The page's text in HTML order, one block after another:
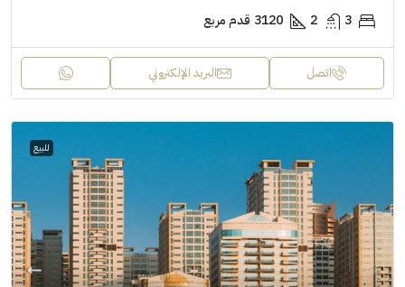
3
2
3120 قدم مربع
اتصل البريد الإلكتروني
للبيع